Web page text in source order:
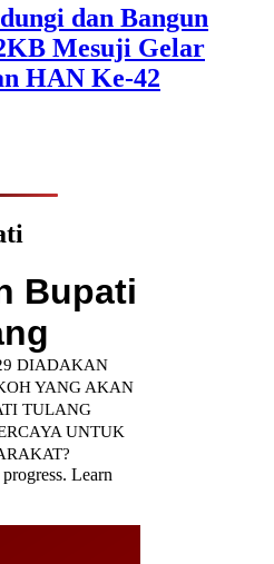
dan Bangun
Mesuji Gelar
HAN Ke-42